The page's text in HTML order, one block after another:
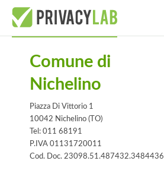
Comune di
Nichelino
Piazza Di Vittorio 1
10042 Nichelino (TO)
Tel: 011 68191
P.IVA 01131720011
Cod. Doc. 23098.51.487432.3484436